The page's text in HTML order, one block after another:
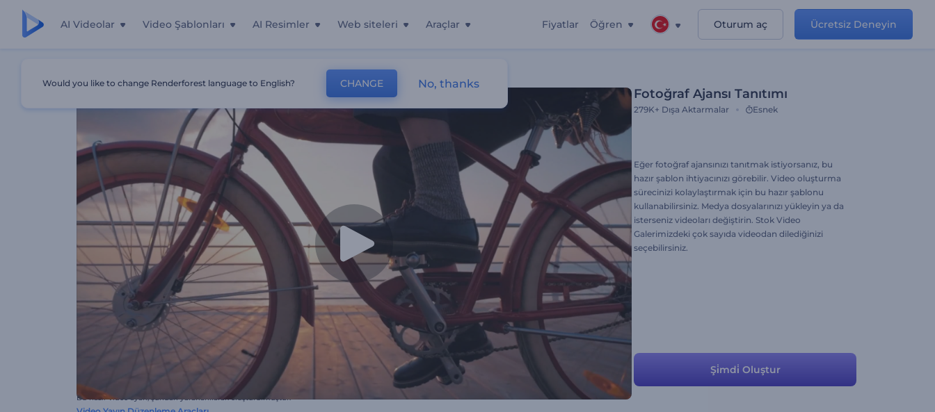
AI Videolar Video Şablonları AI Resimler Web siteleri Araçlar Fiyatlar Öğren Oturum aç Ücretsiz Deneyin
Fotoğraf Ajansı Tanıtımı
279K+ Dışa Aktarmalar Esnek
Eğer fotoğraf ajansınızı tanıtmak istiyorsanız, bu
hazır şablon ihtiyacınızı görebilir. Video oluşturma
sürecinizi kolaylaştırmak için bu hazır şablonu
kullanabilirsiniz. Medya dosyalarınızı yükleyin ya da
isterseniz videoları değiştirin. Stok Video
Galerimizdeki çok sayıda videodan dilediğinizi
seçebilirsiniz.
Şi̇mdi̇ Oluştur
Bu hazır video ayarı, şundan yararlanılarak oluşturulmuştur:
Would you like to change Renderforest language to English? CHANGE No, thanks